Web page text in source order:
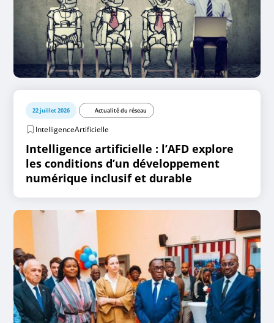
22 juillet 2026 Actualité du réseau
IntelligenceArtificielle
Intelligence artificielle : l’AFD explore
les conditions d’un développement
numérique inclusif et durable